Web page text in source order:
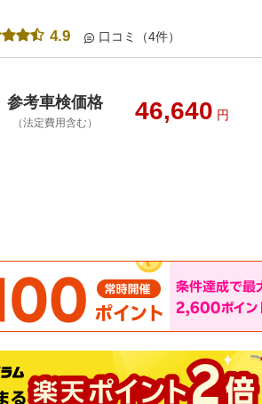
4.9 口コミ（4件）
参考車検価格
（法定費用含む） 46,640 円